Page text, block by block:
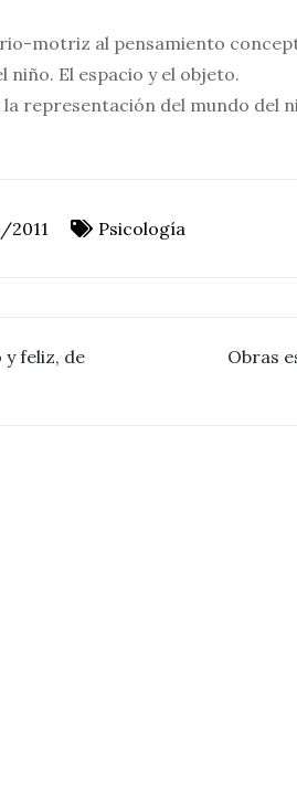
motriz al pensamiento
El espacio y el objeto.
representación del mundo del
Psicología
feliz, de
Obras